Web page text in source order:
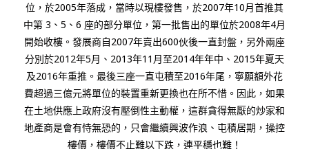
位，於2005年落成，當時以現樓發售，於2007年10月首推其
中第 3、5、6 座的部分單位，第一批售出的單位於2008年4月
開始收樓。發展商自2007年賣出600伙後一直封盤，另外兩座
分別於2012年5月、2013年11月至2014年年中、2015年夏天
及2016年重推。最後三座一直屯積至2016年尾，寧願額外花
費超過三億元將單位的裝置重新更換也在所不惜。因此，如果
在土地供應上政府沒有壓倒性主動權，這群貪得無厭的炒家和
地產商是會有恃無恐的，只會繼續興波作浪、屯積居期，操控
樓價，樓價不止難以下跌，連平穩也難！